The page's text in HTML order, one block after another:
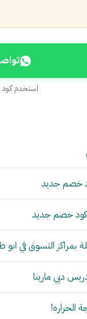
استخدم
خصم جديد
كود خصم جديد
بمراكز التسوق في ابو
دبي مارينا
الحراره!